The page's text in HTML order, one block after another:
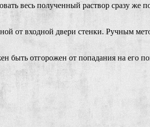
весь полученный раствор сразу же
от входной двери стенки. Ручным
быть отгорожен от попадания на его